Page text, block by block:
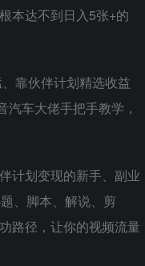
本达不到日入5张+的
靠伙伴计划精选收益
车大佬手把手教学，
计划变现的新手、副业
、脚本、解说、剪
路径，让你的视频流量